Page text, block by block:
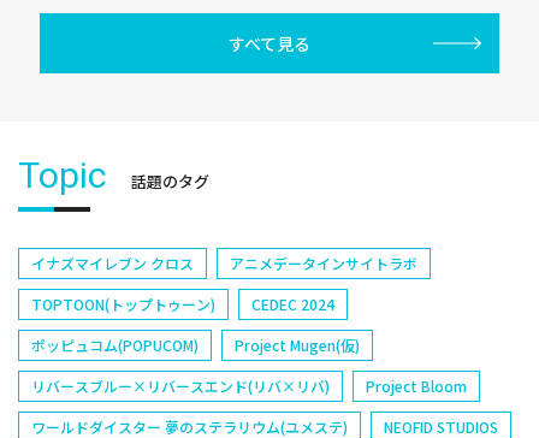
すべて見る
Topic 話題のタグ
イナズマイレブン クロス
アニメデータインサイトラボ
TOPTOON(トップトゥーン)
CEDEC 2024
ポッピュコム(POPUCOM)
Project Mugen(仮)
リバースブルー×リバースエンド(リバ×リバ)
Project Bloom
ワールドダイスター 夢のステラリウム(ユメステ)
NEOFID STUDIOS